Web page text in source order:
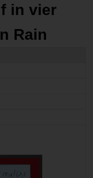
in vier
Rain